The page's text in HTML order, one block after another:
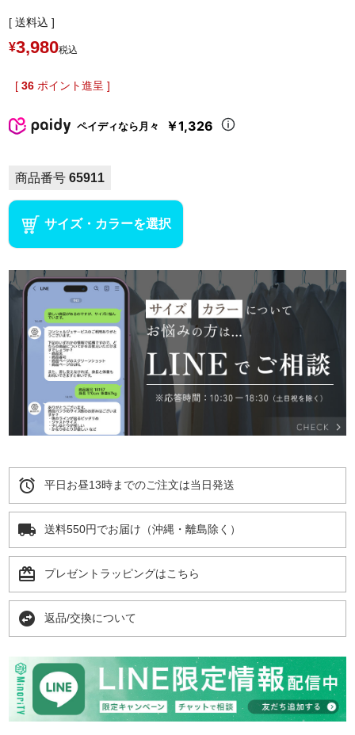
送料込
¥3,980税込
[ 36 ポイント進呈 ]
ペイディなら月々 ￥1,326
商品番号 65911
サイズ・カラーを選択
alarm 平日お昼13時までのご注文は当日発送
local_shipping 送料550円でお届け（沖縄・離島除く）
card_giftcard プレゼントラッピングはこちら
swap_horizontal_circle 返品/交換について